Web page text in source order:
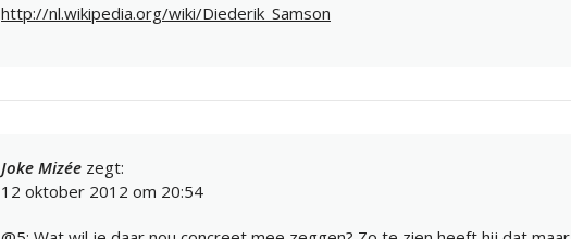
http://nl.wikipedia.org/wiki/Diederik_Samson
Joke Mizée zegt:
12 oktober 2012 om 20:54